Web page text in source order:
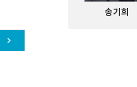
송기희